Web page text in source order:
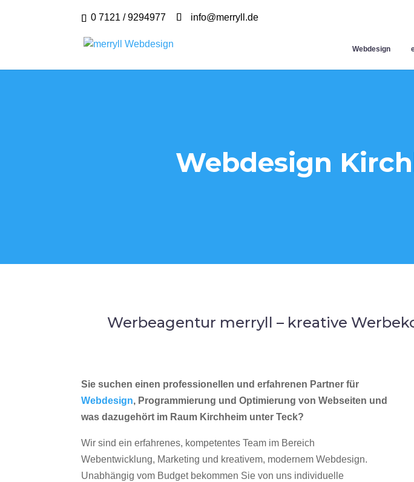
0 7121 / 9294977 info@merryll.de
Webdesign
Webdesign
Werbeagentur merryll – kreative
Sie suchen einen professionellen und erfahrenen Partner für
Webdesign, Programmierung und Optimierung von Webseiten und
was dazugehört im Raum Kirchheim unter Teck?
Wir sind ein erfahrenes, kompetentes Team im Bereich
Webentwicklung, Marketing und kreativem, modernem Webdesign.
Unabhängig vom Budget bekommen Sie von uns individuelle